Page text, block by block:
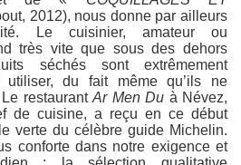
2012), nous donne par ailleurs
Le cuisinier, amateur ou
très vite que sous des dehors
séchés sont extrêmement
utiliser, du fait même qu’ils ne
Le restaurantAr Men Du à Névez,
de cuisine, a reçu en ce début
verte du célèbre guide Michelin.
conforte dans notre exigence et